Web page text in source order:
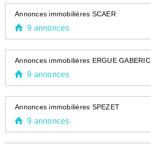
Annonces immobilières SCAER
9 annonces
Annonces immobilières ERGUE GABERIC
9 annonces
Annonces immobilières SPEZET
9 annonces